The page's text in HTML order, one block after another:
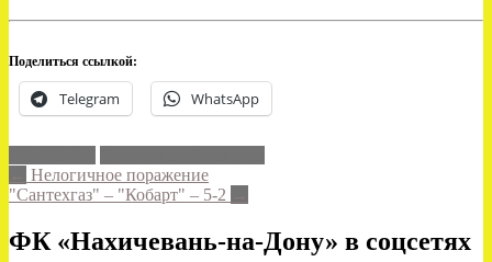
Поделиться ссылкой:
Telegram WhatsApp
Post
navigation
Нелогичное поражение
"Сантехгаз" – "Кобарт" – 5-2
ФК «Нахичевань-на-Дону» в соцсетях